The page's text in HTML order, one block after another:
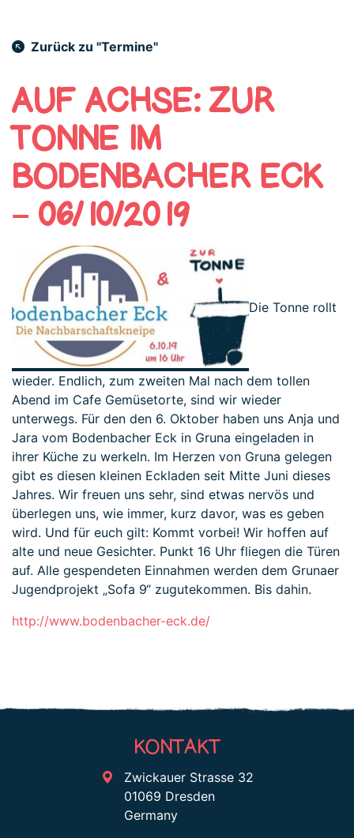
Zurück zu "Termine"
AUF ACHSE: ZUR
TONNE IM
BODENBACHER ECK
– 06/10/2019
Die Tonne rollt
wieder. Endlich, zum zweiten Mal nach dem tollen
Abend im Cafe Gemüsetorte, sind wir wieder
unterwegs. Für den den 6. Oktober haben uns Anja und
Jara vom Bodenbacher Eck in Gruna eingeladen in
ihrer Küche zu werkeln. Im Herzen von Gruna gelegen
gibt es diesen kleinen Eckladen seit Mitte Juni dieses
Jahres. Wir freuen uns sehr, sind etwas nervös und
überlegen uns, wie immer, kurz davor, was es geben
wird. Und für euch gilt: Kommt vorbei! Wir hoffen auf
alte und neue Gesichter. Punkt 16 Uhr fliegen die Türen
auf. Alle gespendeten Einnahmen werden dem Grunaer
Jugendprojekt „Sofa 9“ zugutekommen. Bis dahin.
http://www.bodenbacher-eck.de/
KONTAKT
Zwickauer Strasse 32
01069 Dresden
Germany